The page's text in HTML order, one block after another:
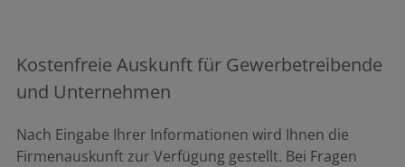
Kostenfreie Auskunft für Gewerbetreibende
und Unternehmen
Nach Eingabe Ihrer Informationen wird Ihnen die
Firmenauskunft zur Verfügung gestellt. Bei Fragen